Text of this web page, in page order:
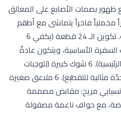
ظهور بصمات الأصابع على المعالق
مخملياً فاخراً يتماشى مع أطقم
البورسلين المودرن والكلاسيك. تكوين الـ 24 قطعة (يكفي 6
الأساسية، ويتكون عادةً
من: 6 ملاعق كبيرة (للوجبات الرئيسية). 6 شوك كبيرة (للوجبات
الرئيسية). 6 سكاكين سفرة (بحدّة مثالية للتقطيع). 6 ملاعق صغيرة
مريح: مقابض مصممة
مع حواف ناعمة مصقولة